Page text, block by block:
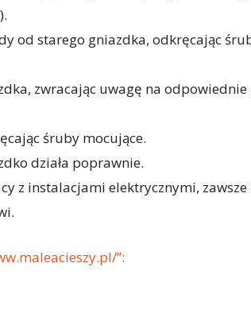
od starego gniazdka, odkręcając
zwracając uwagę na
śruby mocujące.
działa poprawnie.
z instalacjami elektrycznymi, zawsze
”: